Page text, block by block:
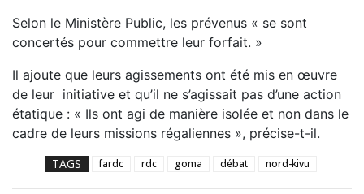
Selon le Ministère Public, les prévenus « se sont
concertés pour commettre leur forfait. »
Il ajoute que leurs agissements ont été mis en œuvre
de leur initiative et qu’il ne s’agissait pas d’une action
étatique : « Ils ont agi de manière isolée et non dans le
cadre de leurs missions régaliennes », précise-t-il.
TAGS fardc rdc goma débat nord-kivu